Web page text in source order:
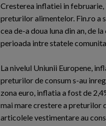
Cresterea inflatiei in februarie,
preturilor alimentelor. Fin.ro a
cea de-a doua luna din an, de
perioada intre statele
La nivelul Uniunii Europene,
preturilor de consum s-au
zona euro, inflatia a fost de
mai mare crestere a preturilor
articolele vestimentare au